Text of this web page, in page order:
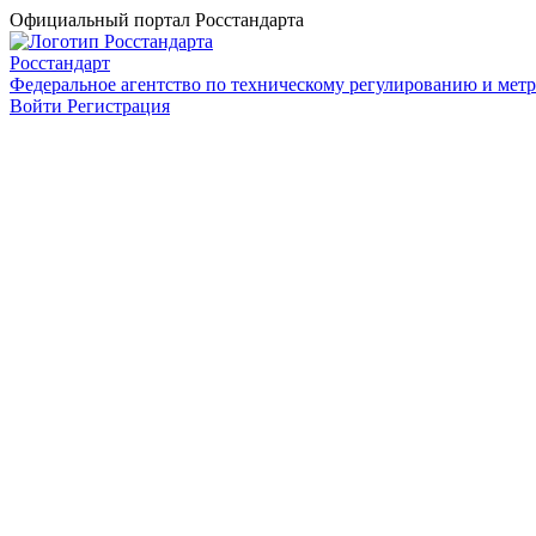
Официальный портал Росстандарта
Росстандарт
Федеральное агентство по техническому регулированию и
Войти Регистрация